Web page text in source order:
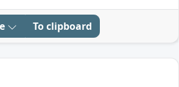
To clipboard